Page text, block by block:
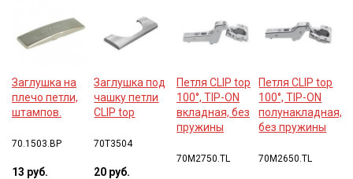
Заглушка на
плечо петли,
штампов.
70.1503.BP
13 руб.
Заглушка под
чашку петли
CLIP top
70T3504
20 руб.
Петля CLIP top
100°, TIP-ON
вкладная, без
пружины
70M2750.TL
Петля CLIP top
100°, TIP-ON
полунакладная,
без пружины
70M2650.TL